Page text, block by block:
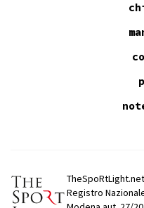
Registro